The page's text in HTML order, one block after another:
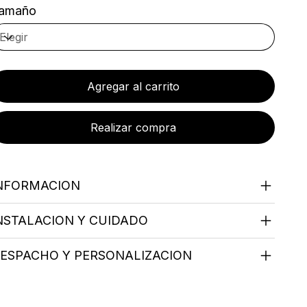
Agregar al carrito
Realizar compra
Y CUIDADO
Y PERSONALIZACION